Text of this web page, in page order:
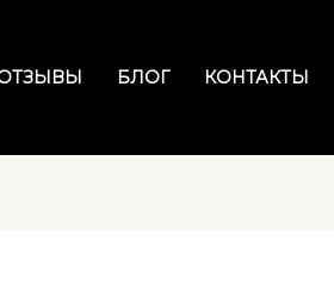
БЛОГ КОНТАКТЫ